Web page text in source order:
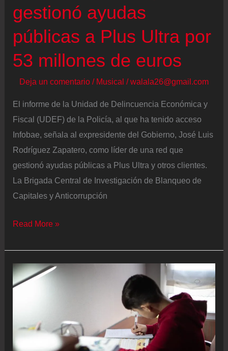
gestionó ayudas
públicas a Plus Ultra por
53 millones de euros
Deja un comentario / Musical /walala26@gmail.com
El informe de la Unidad de Delincuencia Económica y
Fiscal (UDEF) de la Policía, al que ha tenido acceso
Infobae, señala al expresidente del Gobierno, José Luis
Rodríguez Zapatero, como líder de una red que
gestionó ayudas públicas a Plus Ultra y otros clientes.
La Brigada Central de Investigación de Blanqueo de
Capitales y Anticorrupción
El
de
la
UDEF
Zapatero
como
Read More »